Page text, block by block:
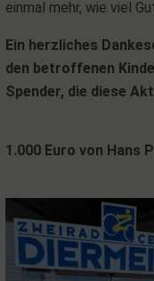
einmal mehr, wie viel
Ein herzliches
den betroffenen
Spender, die diese
1.000 Euro von Hans